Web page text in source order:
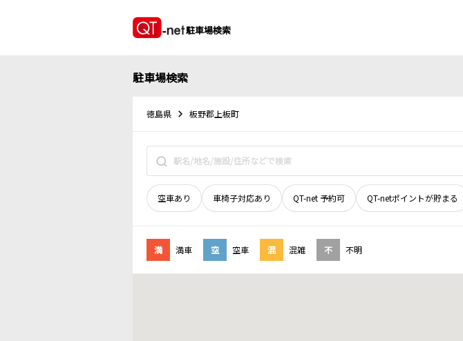
駐車場検索
駐車場検索
徳島県 板野郡上板町
空車あり 車椅子対応あり QT-net 予約可 QT-netポイントが貯まる
満 満車 空 空車 混 混雑 不 不明